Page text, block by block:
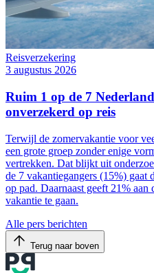
Reisverzekering
3 augustus 2026
Ruim 1 op de 7
onverzekerd op reis
Terwijl de zomervakantie voor
een grote groep zonder enige
vertrekken. Dat blijkt uit
de 7 vakantiegangers (15%) gaat
op pad. Daarnaast geeft 21% aan
vakantie te gaan.
Alle pers berichten
Terug naar boven